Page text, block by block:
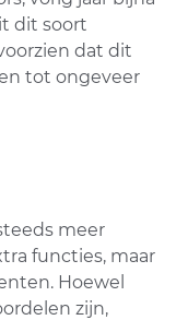
dit soort
dat dit
tot ongeveer
meer
functies, maar
Hoewel
zijn,